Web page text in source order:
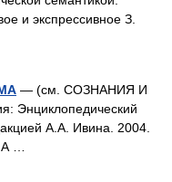
и экспрессивное З.
— (см. СОЗНАНИЯ И
А.А. Ивина. 2004.
…